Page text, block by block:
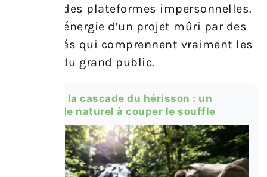
bien loin des plateformes impersonnelles.
On sent l’énergie d’un projet mûri par des
passionnés qui comprennent vraiment les
attentes du grand public.
explorer la cascade du hérisson : un
spectacle naturel à couper le souffle